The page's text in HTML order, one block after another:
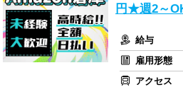
円★週2～
給与
雇用形態
アクセス